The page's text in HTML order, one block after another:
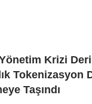
Krizi
Tokenizasyon
Taşındı